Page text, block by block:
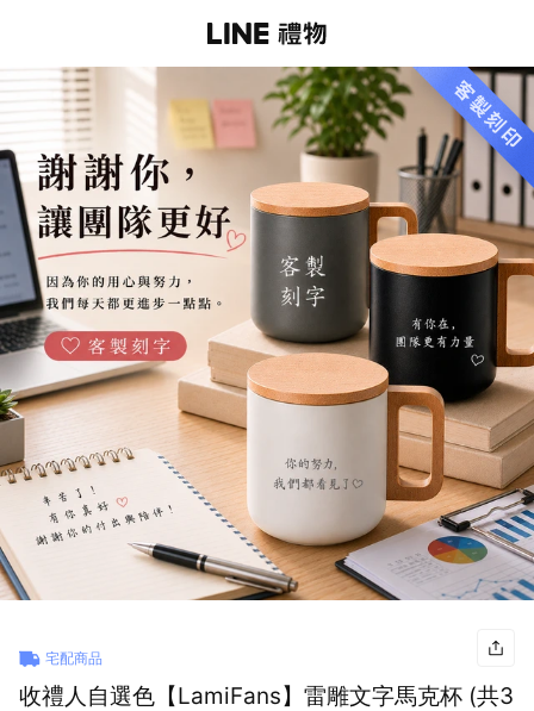
宅配商品
收禮人自選色【LamiFans】雷雕文字馬克杯 (共3